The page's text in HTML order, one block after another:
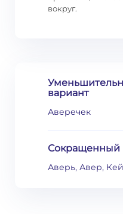
вокруг.
вариант
Аверечек
Сокращенный
Аверь, Авер,